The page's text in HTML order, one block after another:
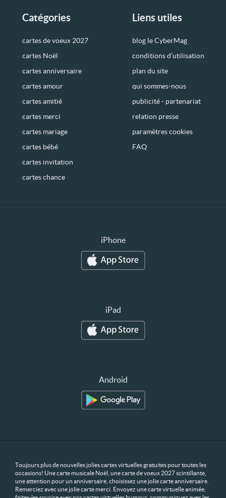
Catégories
cartes de voeux 2027
cartes Noël
cartes anniversaire
cartes amour
cartes amitié
cartes merci
cartes mariage
cartes bébé
cartes invitation
cartes chance
Liens utiles
blog le CyberMag
conditions d’utilisation
plan du site
qui sommes-nous
publicité - partenariat
relation presse
paramètres cookies
FAQ
iPhone
iPad
Android
Toujours plus de nouvelles jolies cartes virtuelles gratuites pour toutes les
occasions! Une carte musicale Noël, une carte de voeux 2027 scintillante,
une attention pour un anniversaire, choisissez une jolie carte anniversaire.
Remerciez avec une jolie carte merci. Envoyez une carte virtuelle animée,